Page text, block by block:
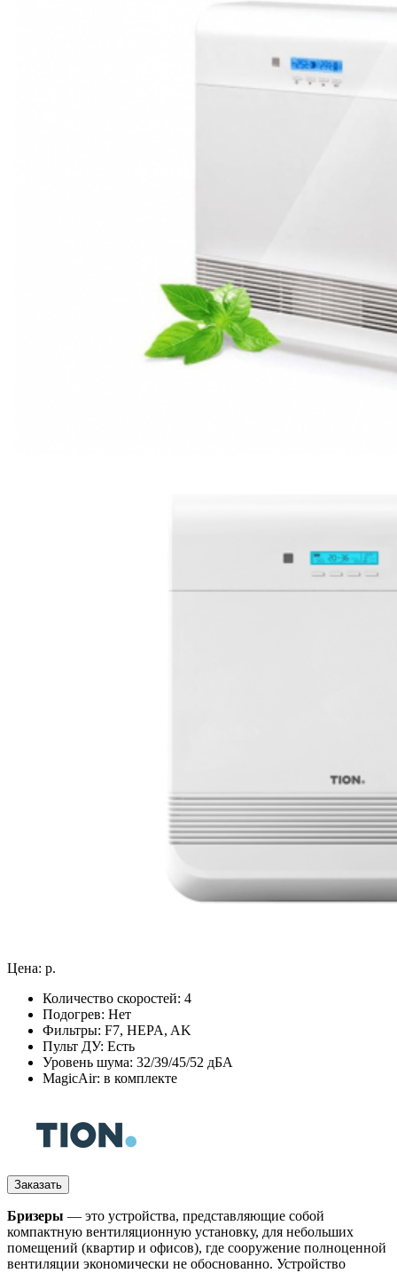
Цена: р.
Количество скоростей: 4
Подогрев: Нет
Фильтры: F7, HEPA, AK
Пульт ДУ: Есть
Уровень шума: 32/39/45/52 дБА
MagicAir: в комплекте
Заказать
Бризеры — это устройства, представляющие собой
компактную вентиляционную установку, для небольших
помещений (квартир и офисов), где сооружение полноценной
вентиляции экономически не обоснованно. Устройство